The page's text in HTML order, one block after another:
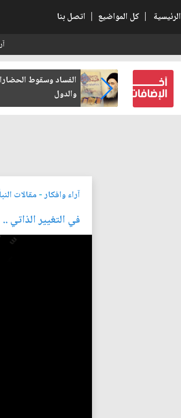
الرئيسية | كل المواضيع | اتصل بنا
كتب لنفسه
الفساد وسقوط
والدول
آراء وافكار- مقالات
في التغيير الذاتي